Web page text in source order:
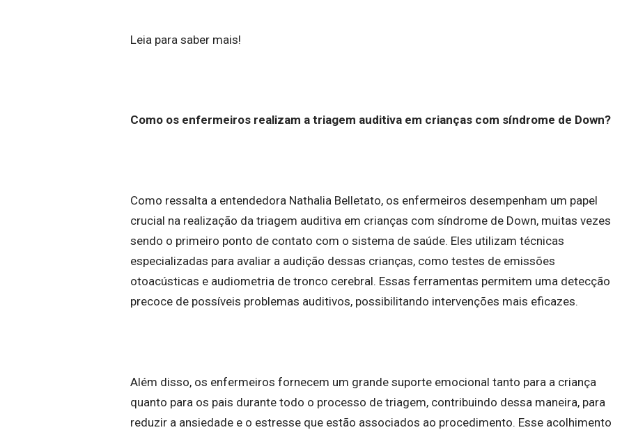
Leia para saber mais!
Como os enfermeiros realizam a triagem auditiva em crianças com síndrome de Down?
Como ressalta a entendedora Nathalia Belletato, os enfermeiros desempenham um papel
crucial na realização da triagem auditiva em crianças com síndrome de Down, muitas vezes
sendo o primeiro ponto de contato com o sistema de saúde. Eles utilizam técnicas
especializadas para avaliar a audição dessas crianças, como testes de emissões
otoacústicas e audiometria de tronco cerebral. Essas ferramentas permitem uma detecção
precoce de possíveis problemas auditivos, possibilitando intervenções mais eficazes.
Além disso, os enfermeiros fornecem um grande suporte emocional tanto para a criança
quanto para os pais durante todo o processo de triagem, contribuindo dessa maneira, para
reduzir a ansiedade e o estresse que estão associados ao procedimento. Esse acolhimento